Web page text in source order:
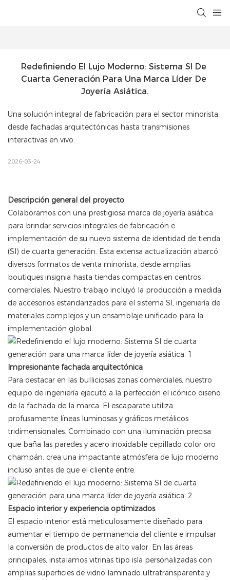
Redefiniendo El Lujo Moderno: Sistema SI De
Cuarta Generación Para Una Marca Líder De
Joyería Asiática.
Una solución integral de fabricación para el sector minorista,
desde fachadas arquitectónicas hasta transmisiones
interactivas en vivo.
2026-03-24
Descripción general del proyecto
Colaboramos con una prestigiosa marca de joyería asiática
para brindar servicios integrales de fabricación e
implementación de su nuevo sistema de identidad de tienda
(SI) de cuarta generación. Esta extensa actualización abarcó
diversos formatos de venta minorista, desde amplias
boutiques insignia hasta tiendas compactas en centros
comerciales. Nuestro trabajo incluyó la producción a medida
de accesorios estandarizados para el sistema SI, ingeniería de
materiales complejos y un ensamblaje unificado para la
implementación global.
Impresionante fachada arquitectónica
Para destacar en las bulliciosas zonas comerciales, nuestro
equipo de ingeniería ejecutó a la perfección el icónico diseño
de la fachada de la marca. El escaparate utiliza
profusamente líneas luminosas y gráficos metálicos
tridimensionales. Combinado con una iluminación precisa
que baña las paredes y acero inoxidable cepillado color oro
champán, crea una impactante atmósfera de lujo moderno
incluso antes de que el cliente entre.
Espacio interior y experiencia optimizados
El espacio interior está meticulosamente diseñado para
aumentar el tiempo de permanencia del cliente e impulsar
la conversión de productos de alto valor. En las áreas
principales, instalamos vitrinas tipo isla personalizadas con
amplias superficies de vidrio laminado ultratransparente y